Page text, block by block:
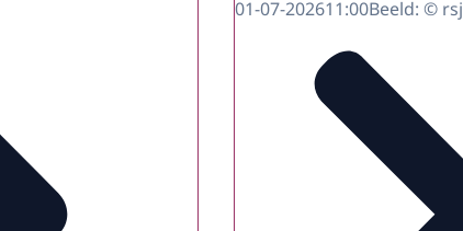
01-07-202611:00Beeld: © rsj